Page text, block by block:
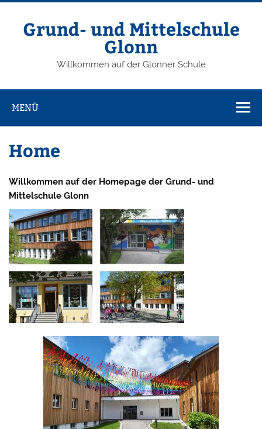
Grund- und Mittelschule
Glonn
Willkommen auf der Glonner Schule
MENÜ
Home
Willkommen auf der Homepage der Grund- und
Mittelschule Glonn